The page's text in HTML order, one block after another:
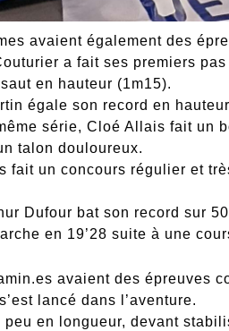
avaient également des
a fait ses premiers
en hauteur (1m15).
égale son record en
série, Cloé Allais fait un
talon douloureux.
fait un concours régulier et
Dufour bat son record sur
en 19’28 suite à une
avaient des épreuves
lancé dans l’aventure.
peu en longueur, devant